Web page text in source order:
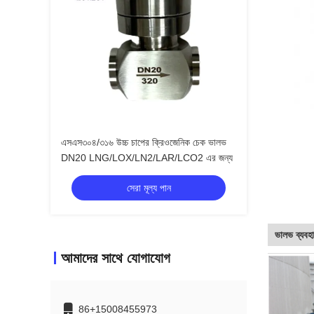
এসএস৩০৪/৩১৬ উচ্চ চাপের ক্রিওজেনিক চেক ভালভ
DN20 LNG/LOX/LN2/LAR/LCO2 এর জন্য
সেরা মূল্য পান
আমাদের সাথে যোগাযোগ
86+15008455973
ভালভ